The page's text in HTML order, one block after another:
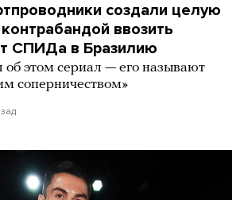
создали целую
ввозить
СПИДа в Бразилию
этом сериал — его называют
соперничеством»